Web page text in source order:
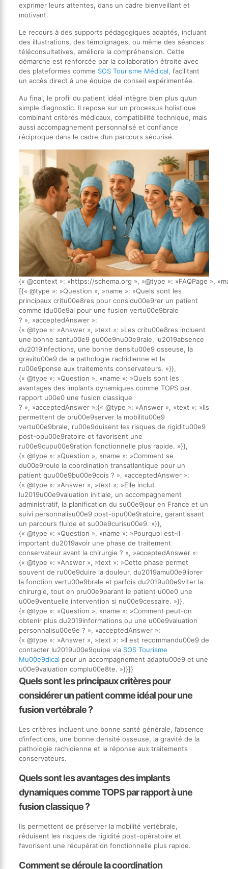
exprimer leurs attentes, dans un cadre bienveillant et
motivant.
Le recours à des supports pédagogiques adaptés, incluant
des illustrations, des témoignages, ou même des séances
téléconsultatives, améliore la compréhension. Cette
démarche est renforcée par la collaboration étroite avec
des plateformes comme SOS Tourisme Médical, facilitant
un accès direct à une équipe de conseil expérimentée.
Au final, le profil du patient idéal intègre bien plus qu’un
simple diagnostic. Il repose sur un processus holistique
combinant critères médicaux, compatibilité technique, mais
aussi accompagnement personnalisé et confiance
réciproque dans le cadre d’un parcours sécurisé.
{« @context »: »https://schema.org », »@type »: »FAQPage »,
[{« @type »: »Question », »name »: »Quels sont les
principaux critu00e8res pour considu00e9rer un patient
comme idu00e9al pour une fusion vertu00e9brale
? », »acceptedAnswer »:
{« @type »: »Answer », »text »: »Les critu00e8res incluent
une bonne santu00e9 gu00e9nu00e9rale, lu2019absence
du2019infections, une bonne densitu00e9 osseuse, la
gravitu00e9 de la pathologie rachidienne et la
ru00e9ponse aux traitements conservateurs. »}},
{« @type »: »Question », »name »: »Quels sont les
avantages des implants dynamiques comme TOPS par
rapport u00e0 une fusion classique
? », »acceptedAnswer »:{« @type »: »Answer », »text »: »Ils
permettent de pru00e9server la mobilitu00e9
vertu00e9brale, ru00e9duisent les risques de rigiditu00e9
post-opu00e9ratoire et favorisent une
ru00e9cupu00e9ration fonctionnelle plus rapide. »}},
{« @type »: »Question », »name »: »Comment se
du00e9roule la coordination transatlantique pour un
patient quu00e9bu00e9cois ? », »acceptedAnswer »:
{« @type »: »Answer », »text »: »Elle inclut
lu2019u00e9valuation initiale, un accompagnement
administratif, la planification du su00e9jour en France et un
suivi personnalisu00e9 post-opu00e9ratoire, garantissant
un parcours fluide et su00e9curisu00e9. »}},
{« @type »: »Question », »name »: »Pourquoi est-il
important du2019avoir une phase de traitement
conservateur avant la chirurgie ? », »acceptedAnswer »:
{« @type »: »Answer », »text »: »Cette phase permet
souvent de ru00e9duire la douleur, du2019amu00e9liorer
la fonction vertu00e9brale et parfois du2019u00e9viter la
chirurgie, tout en pru00e9parant le patient u00e0 une
u00e9ventuelle intervention si nu00e9cessaire. »}},
{« @type »: »Question », »name »: »Comment peut-on
obtenir plus du2019informations ou une u00e9valuation
personnalisu00e9e ? », »acceptedAnswer »:
{« @type »: »Answer », »text »: »Il est recommandu00e9 de
contacter lu2019u00e9quipe via SOS Tourisme
Mu00e9dical pour un accompagnement adaptu00e9 et une
u00e9valuation complu00e8te. »}}]}
Quels sont les principaux critères pour
considérer un patient comme idéal pour une
fusion vertébrale ?
Les critères incluent une bonne santé générale, l’absence
d’infections, une bonne densité osseuse, la gravité de la
pathologie rachidienne et la réponse aux traitements
conservateurs.
Quels sont les avantages des implants
dynamiques comme TOPS par rapport à une
fusion classique ?
Ils permettent de préserver la mobilité vertébrale,
réduisent les risques de rigidité post-opératoire et
favorisent une récupération fonctionnelle plus rapide.
Comment se déroule la coordination